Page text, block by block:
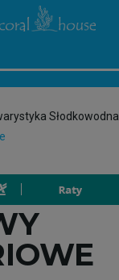
Słodkowodna